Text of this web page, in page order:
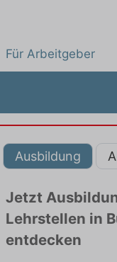
Für Arbeitgeber
Ausbildung
Jetzt
Lehrstellen in
entdecken